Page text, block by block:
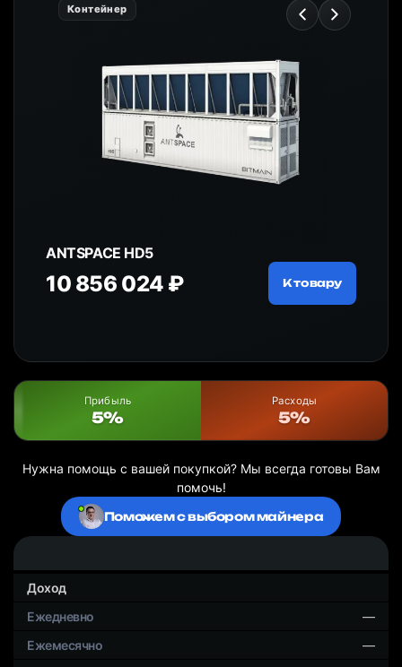
Контейнер
ANTSPACE HD5
10 856 024 ₽ К товару
Прибыль
5%
Расходы
5%
Нужна помощь с вашей покупкой? Мы всегда готовы Вам
помочь!
Поможем с выбором майнера
Доход
—
—